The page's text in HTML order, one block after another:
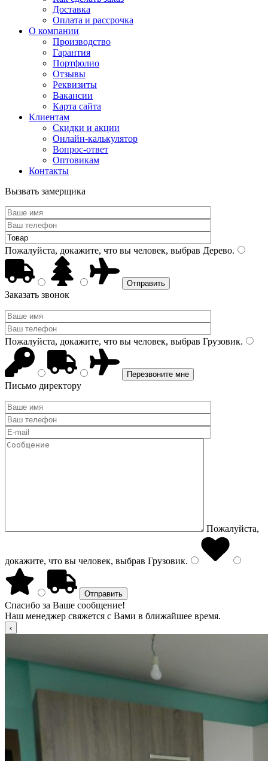
Доставка
Оплата и рассрочка
О компании
Производство
Гарантия
Портфолио
Отзывы
Реквизиты
Вакансии
Карта сайта
Клиентам
Скидки и акции
Онлайн-калькулятор
Вопрос-ответ
Оптовикам
Контакты
Вызвать замерщика
Пожалуйста, докажите, что вы человек, выбрав Дерево.
Заказать звонок
Пожалуйста, докажите, что вы человек, выбрав Грузовик.
Письмо директору
Пожалуйста,
докажите, что вы человек, выбрав Грузовик.
Спасибо за Ваше сообщение!
Наш менеджер свяжется с Вами в ближайшее время.